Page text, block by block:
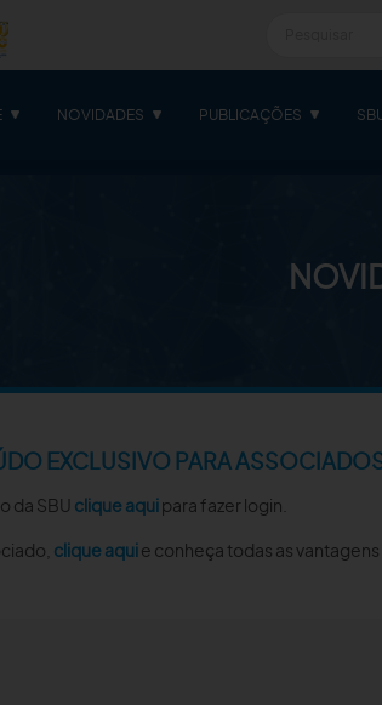
NOVIDADES PUBLICAÇÕES
EXCLUSIVO PARA
da SBU clique aquipara fazer login.
clique aquie conheça todas as